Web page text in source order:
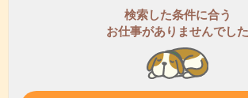
検索した条件に合う
お仕事がありませんでした